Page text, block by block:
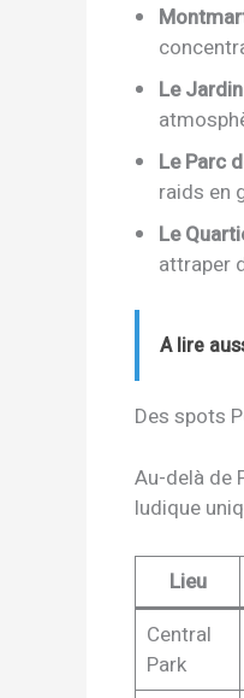
Le
Le Parc
raids en
Le
attraper
A lire
Des spots
Au-delà de
ludique
Lieu
Central
Park